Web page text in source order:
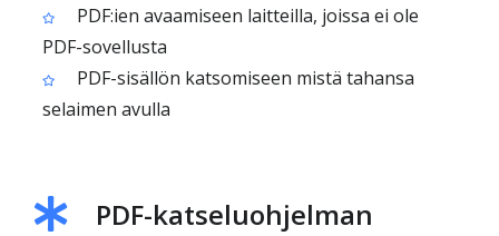
PDF:ien avaamiseen laitteilla, joissa ei ole
PDF-sovellusta
PDF-sisällön katsomiseen mistä tahansa
selaimen avulla
PDF-katseluohjelman